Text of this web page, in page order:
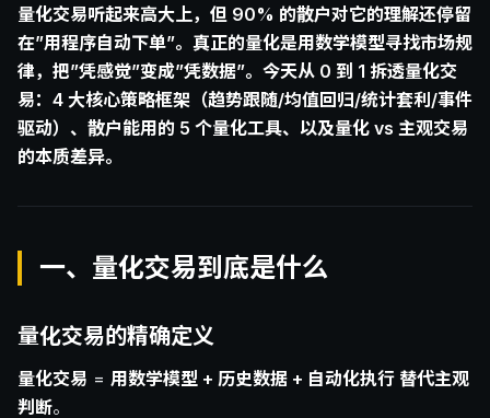
量化交易听起来高大上，但 90% 的散户对它的理解还停留
在”用程序自动下单”。真正的量化是用数学模型寻找市场规
律，把”凭感觉”变成”凭数据”。今天从 0 到 1 拆透量化交
易：4 大核心策略框架（趋势跟随/均值回归/统计套利/事件
驱动）、散户能用的 5 个量化工具、以及量化 vs 主观交易
的本质差异。
一、量化交易到底是什么
量化交易的精确定义
量化交易 = 用数学模型 + 历史数据 + 自动化执行 替代主观
判断。